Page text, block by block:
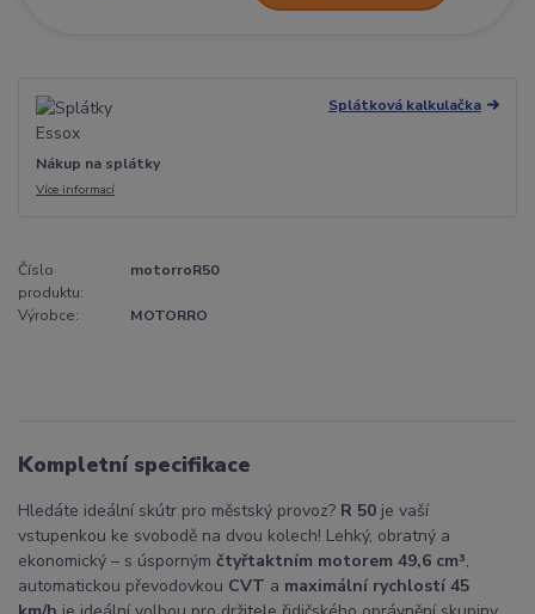
Splátková kalkulačka
Nákup na splátky
Více informací
Číslo
produktu:
motorroR50
Výrobce: MOTORRO
Kompletní specifikace
Hledáte ideální skútr pro městský provoz? R 50 je vaší
vstupenkou ke svobodě na dvou kolech! Lehký, obratný a
ekonomický – s úsporným čtyřtaktním motorem 49,6 cm³,
automatickou převodovkou CVT a maximální rychlostí 45